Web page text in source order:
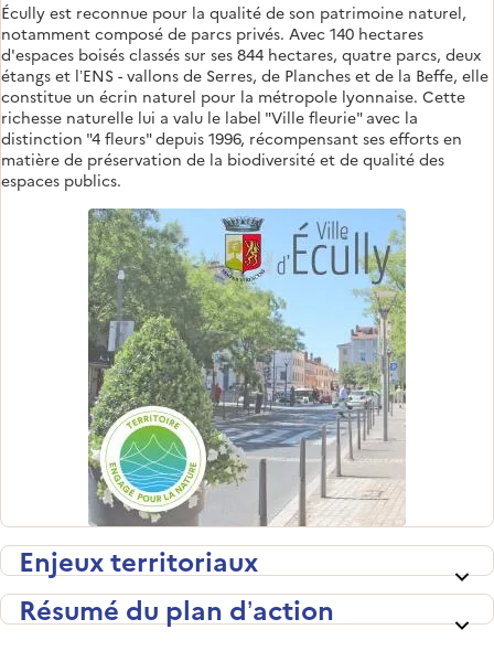
Écully est reconnue pour la qualité de son patrimoine naturel,
notamment composé de parcs privés. Avec 140 hectares
d'espaces boisés classés sur ses 844 hectares, quatre parcs, deux
étangs et l’ENS - vallons de Serres, de Planches et de la Beffe, elle
constitue un écrin naturel pour la métropole lyonnaise. Cette
richesse naturelle lui a valu le label "Ville fleurie" avec la
distinction "4 fleurs" depuis 1996, récompensant ses efforts en
matière de préservation de la biodiversité et de qualité des
espaces publics.
Enjeux territoriaux
Résumé du plan d’action